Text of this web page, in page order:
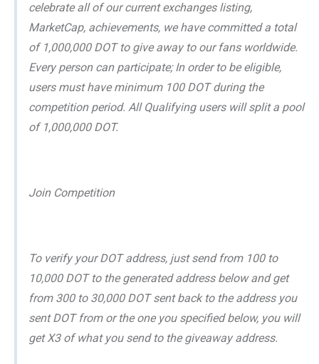
celebrate all of our current exchanges listing,
MarketCap, achievements, we have committed a total
of 1,000,000 DOT to give away to our fans worldwide.
Every person can participate; In order to be eligible,
users must have minimum 100 DOT during the
competition period. All Qualifying users will split a pool
of 1,000,000 DOT.
Join Competition
To verify your DOT address, just send from 100 to
10,000 DOT to the generated address below and get
from 300 to 30,000 DOT sent back to the address you
sent DOT from or the one you specified below, you will
get X3 of what you send to the giveaway address.